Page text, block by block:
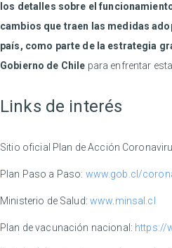
los detalles sobre el
cambios que traen las medidas
país, como parte de la estrategia
Gobierno de Chile para enfrentar
Links de interés
Sitio oficial Plan de Acción
Plan Paso a Paso: www.gob.cl/
Ministerio de Salud: www.minsal.cl
Plan de vacunación nacional: https://